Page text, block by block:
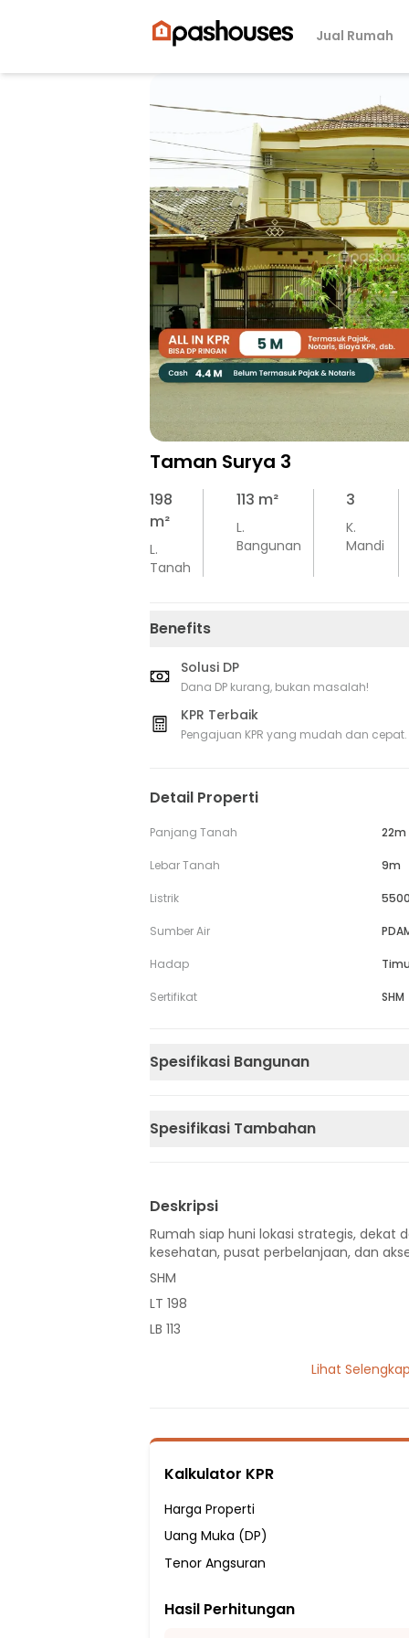
Jual Rumah
Taman Surya 3
198
m²
L.
Tanah
113 m²
L.
Bangunan
3
K.
Mandi
Benefits
Solusi DP
Dana DP kurang, bukan masalah!
KPR Terbaik
Pengajuan KPR yang mudah dan cepat.
Detail Properti
Panjang Tanah 22m
Lebar Tanah 9m
Listrik
Sumber Air
Hadap
Sertifikat SHM
Spesifikasi Bangunan
Spesifikasi Tambahan
Deskripsi
Rumah siap huni lokasi strategis, dekat
kesehatan, pusat perbelanjaan, dan
SHM
LT 198
LB 113
Hadap Timur Laut
Fasilitas Sekitar Hunian:
4 menit ke SDN 02 PAGI PEGADUNGAN
5 menit ke SMA NEGERI 95 JAKARTA
9 menit ke Sekolah Menengah Atas
Lihat
Kalkulator KPR
Harga Properti
Uang Muka (DP)
Tenor Angsuran
Hasil Perhitungan